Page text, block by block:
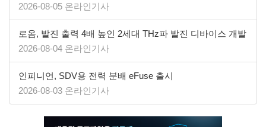
2026-08-05 온라인기사
로옴, 발진 출력 4배 높인 2세대 THz파 발진 디바이스 개발
2026-08-04 온라인기사
인피니언, SDV용 전력 분배 eFuse 출시
2026-08-03 온라인기사